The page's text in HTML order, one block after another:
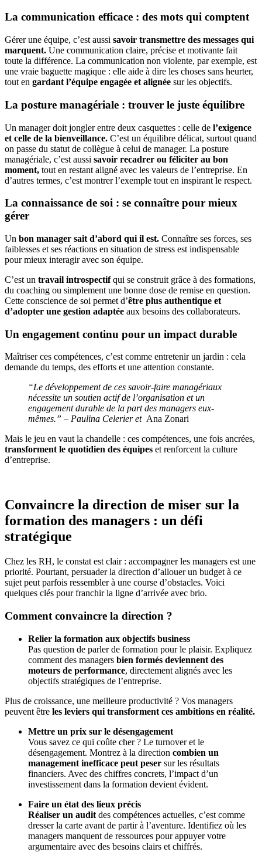
La communication efficace : des mots qui comptent
Gérer une équipe, c’est aussi savoir transmettre des messages qui
marquent. Une communication claire, précise et motivante fait
toute la différence. La communication non violente, par exemple, est
une vraie baguette magique : elle aide à dire les choses sans heurter,
tout en gardant l’équipe engagée et alignée sur les objectifs.
La posture managériale : trouver le juste équilibre
Un manager doit jongler entre deux casquettes : celle de l’exigence
et celle de la bienveillance. C’est un équilibre délicat, surtout quand
on passe du statut de collègue à celui de manager. La posture
managériale, c’est aussi savoir recadrer ou féliciter au bon
moment, tout en restant aligné avec les valeurs de l’entreprise. En
d’autres termes, c’est montrer l’exemple tout en inspirant le respect.
La connaissance de soi : se connaître pour mieux
gérer
Un bon manager sait d’abord qui il est. Connaître ses forces, ses
faiblesses et ses réactions en situation de stress est indispensable
pour mieux interagir avec son équipe.
C’est un travail introspectifqui se construit grâce à des formations,
du coaching ou simplement une bonne dose de remise en question.
Cette conscience de soi permet d’être plus authentique et
d’adopter une gestion adaptée aux besoins des collaborateurs.
Un engagement continu pour un impact durable
Maîtriser ces compétences, c’est comme entretenir un jardin : cela
demande du temps, des efforts et une attention constante.
“Le développement de ces savoir-faire managériaux
nécessite un soutien actif de l’organisation et un
engagement durable de la part des managers eux-
mêmes.” – Paulina Celerier et Ana Zonari
Mais le jeu en vaut la chandelle : ces compétences, une fois ancrées,
transforment le quotidien des équipes et renforcent la culture
d’entreprise.
Convaincre la direction de miser sur la
formation des managers : un défi
stratégique
Chez les RH, le constat est clair : accompagner les managers est une
priorité. Pourtant, persuader la direction d’allouer un budget à ce
sujet peut parfois ressembler à une course d’obstacles. Voici
quelques clés pour franchir la ligne d’arrivée avec brio.
Comment convaincre la direction ?
Relier la formation aux objectifs business
Pas question de parler de formation pour le plaisir. Expliquez
comment des managers bien formés deviennent des
moteurs de performance, directement alignés avec les
objectifs stratégiques de l’entreprise.
Plus de croissance, une meilleure productivité ? Vos managers
peuvent être les leviers qui transforment ces ambitions en réalité.
Mettre un prix sur le désengagement
Vous savez ce qui coûte cher ? Le turnover et le
désengagement. Montrez à la direction combien un
management inefficace peut peser sur les résultats
financiers. Avec des chiffres concrets, l’impact d’un
investissement dans la formation devient évident.
Faire un état des lieux précis
Réaliser un audit des compétences actuelles, c’est comme
dresser la carte avant de partir à l’aventure. Identifiez où les
managers manquent de ressources pour appuyer votre
argumentaire avec des besoins clairs et chiffrés.